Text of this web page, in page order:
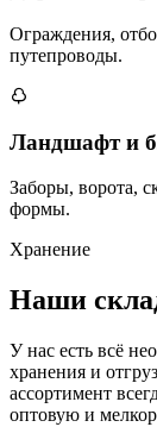
Ограждения,
путепроводы.
Ландшафт и
Заборы, ворота,
формы.
Хранение
Наши
У нас есть всё
хранения и
ассортимент
оптовую и